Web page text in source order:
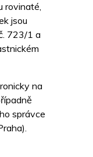
rovinaté,
jsou
723/1 a
na
správce